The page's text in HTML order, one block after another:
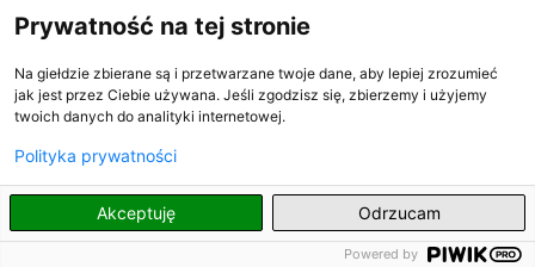
PL
Prywatność na tej stronie
Na giełdzie zbierane są i przetwarzane twoje dane, aby lepiej zrozumieć
jak jest przez Ciebie używana. Jeśli zgodzisz się, zbierzemy i użyjemy
twoich danych do analityki internetowej.
Polityka prywatności
Akceptuję Odrzucam
Powered by